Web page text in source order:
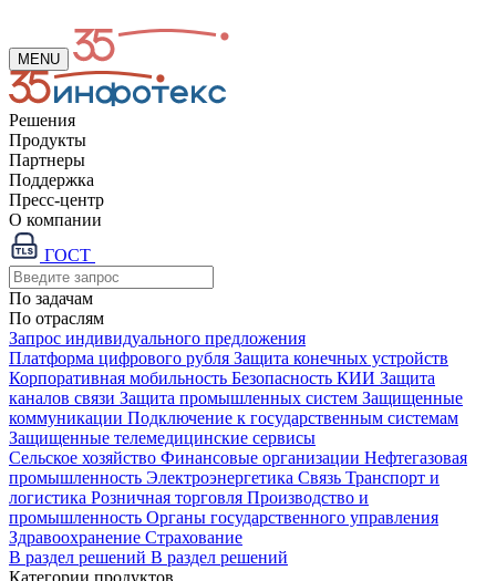
MENU
Решения
Продукты
Партнеры
Поддержка
Пресс-центр
О компании
ГОСТ
По задачам
По отраслям
Запрос индивидуального предложения
Платформа цифрового рубля Защита конечных устройств
Корпоративная мобильность Безопасность КИИ Защита
каналов связи Защита промышленных систем Защищенные
коммуникации Подключение к государственным системам
Защищенные телемедицинские сервисы
Сельское хозяйство Финансовые организации Нефтегазовая
промышленность Электроэнергетика Связь Транспорт и
логистика Розничная торговля Производство и
промышленность Органы государственного управления
Здравоохранение Страхование
В раздел решений В раздел решений
Категории продуктов